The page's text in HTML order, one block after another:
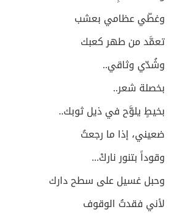
وغطّي عظامي بعشب
تعمَّد من طهر كعبك
وشُدّي وثاقي..
بخصلة شعر..
بخيطٍ يلوَّح في ذيل ثوبك..
ضعيني، إذا ما رجعتُ
وقوداً بتنور ناركْ...
وحبل غسيل على سطح دارك
لأني فقدتُ الوقوف